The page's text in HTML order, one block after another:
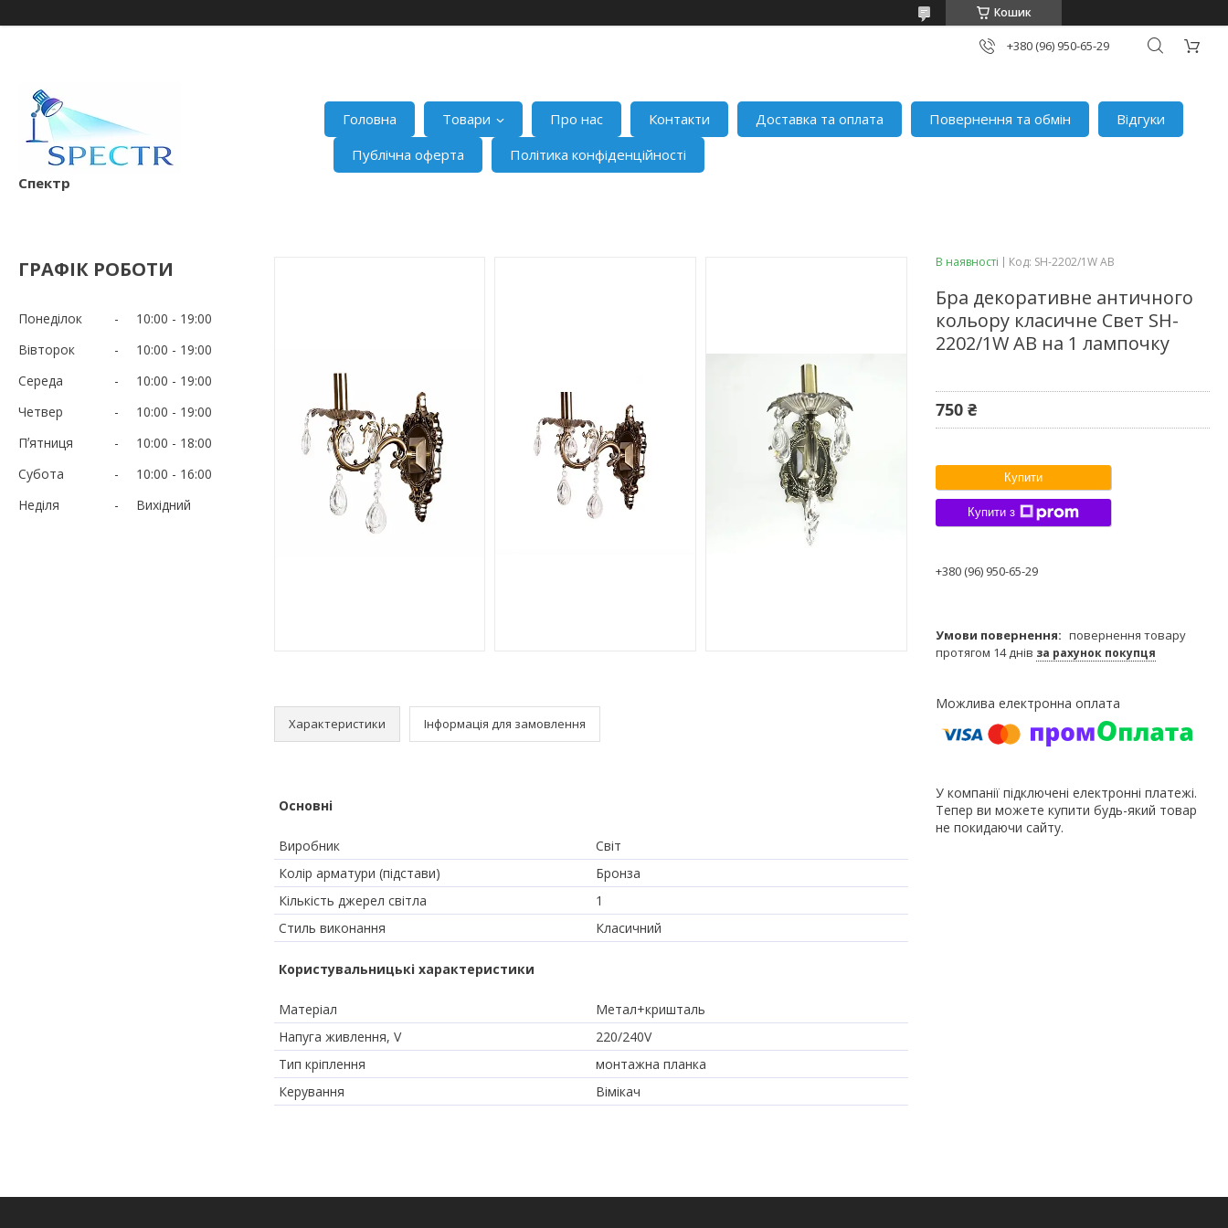
Кошик
+380 (96) 950-65-29
Спектр
Головна Товари Про нас Контакти Доставка та оплата Повернення та обмін
Відгуки
Публічна оферта
Політика конфіденційності
ГРАФІК РОБОТИ
Понеділок 10:00
19:00
Вівторок
10:00
19:00
Середа
10:00
19:00
Четвер
10:00
19:00
Пʼятниця
10:00
18:00
Субота
10:00
16:00
Неділя
Вихідний
Характеристики Інформація для замовлення
Основні
Виробник
Світ
Колір арматури (підстави)
Бронза
Кількість джерел світла
1
Стиль виконання
Класичний
Користувальницькі характеристики
Матеріал
Метал+кришталь
Напуга живлення, V
220/240V
Тип кріплення
монтажна планка
Керування
Вімікач
В наявності Код: SH-2202/1W AB
Бра декоративне античного
кольору класичне Свет SH-
2202/1W AB на 1 лампочку
750 ₴
Купити
Купити з
+380 (96) 950-65-29
повернення товару
протягом 14 днів за рахунок покупця
У компанії підключені електронні платежі.
Тепер ви можете купити будь-який товар
не покидаючи сайту.